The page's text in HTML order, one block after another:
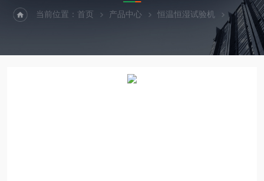
当前位置：首页 产品中心 恒温恒湿试验机 高低温